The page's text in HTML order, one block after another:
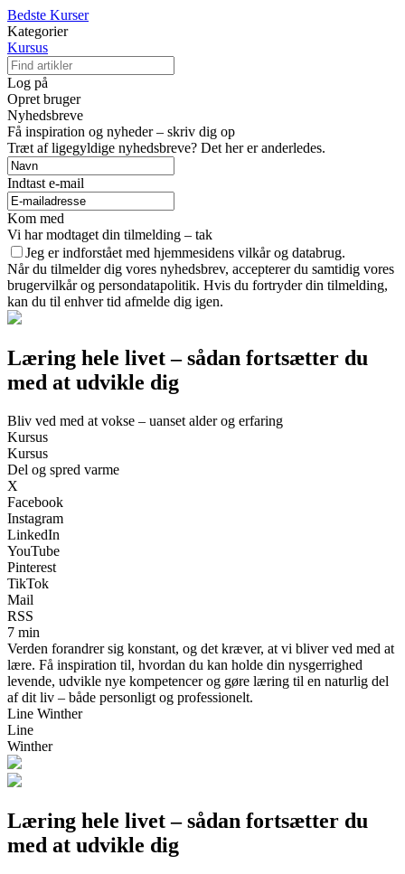
Bedste Kurser
Kategorier
Kursus
Log på
Opret bruger
Nyhedsbreve
Få inspiration og nyheder – skriv dig op
Træt af ligegyldige nyhedsbreve? Det her er anderledes.
Indtast e-mail
Kom med
Vi har modtaget din tilmelding – tak
Jeg er indforstået med hjemmesidens vilkår og databrug.
Når du tilmelder dig vores nyhedsbrev, accepterer du samtidig vores
brugervilkår og persondatapolitik. Hvis du fortryder din tilmelding,
kan du til enhver tid afmelde dig igen.
Læring hele livet – sådan fortsætter du
med at udvikle dig
Bliv ved med at vokse – uanset alder og erfaring
Kursus
Kursus
Del og spred varme
X
Facebook
Instagram
LinkedIn
YouTube
Pinterest
TikTok
Mail
RSS
7 min
Verden forandrer sig konstant, og det kræver, at vi bliver ved med at
lære. Få inspiration til, hvordan du kan holde din nysgerrighed
levende, udvikle nye kompetencer og gøre læring til en naturlig del
af dit liv – både personligt og professionelt.
Line Winther
Line
Winther
Læring hele livet – sådan fortsætter du
med at udvikle dig